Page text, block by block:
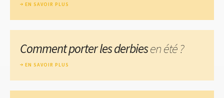
EN SAVOIR PLUS
Comment porter les derbiesen été ?
EN SAVOIR PLUS